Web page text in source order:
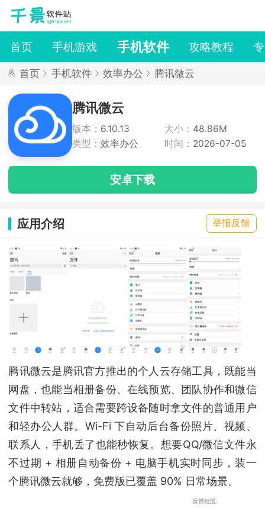
首页 手机游戏 手机软件 攻略教程
首页 手机软件 效率办公 腾讯微云
腾讯微云
版本： 6.10.13 大小： 48.86M
类型： 效率办公 时间： 2026-07-05
安卓下载
应用介绍 举报反馈
腾讯微云是腾讯官方推出的个人云存储工具，既能当
网盘，也能当相册备份、在线预览、团队协作和微信
文件中转站，适合需要跨设备随时拿文件的普通用户
和轻办公人群。Wi-Fi 下自动后台备份照片、视频、
联系人，手机丢了也能秒恢复。想要QQ/微信文件永
不过期 + 相册自动备份 + 电脑手机实时同步，装一
个腾讯微云就够，免费版已覆盖 90% 日常场景。